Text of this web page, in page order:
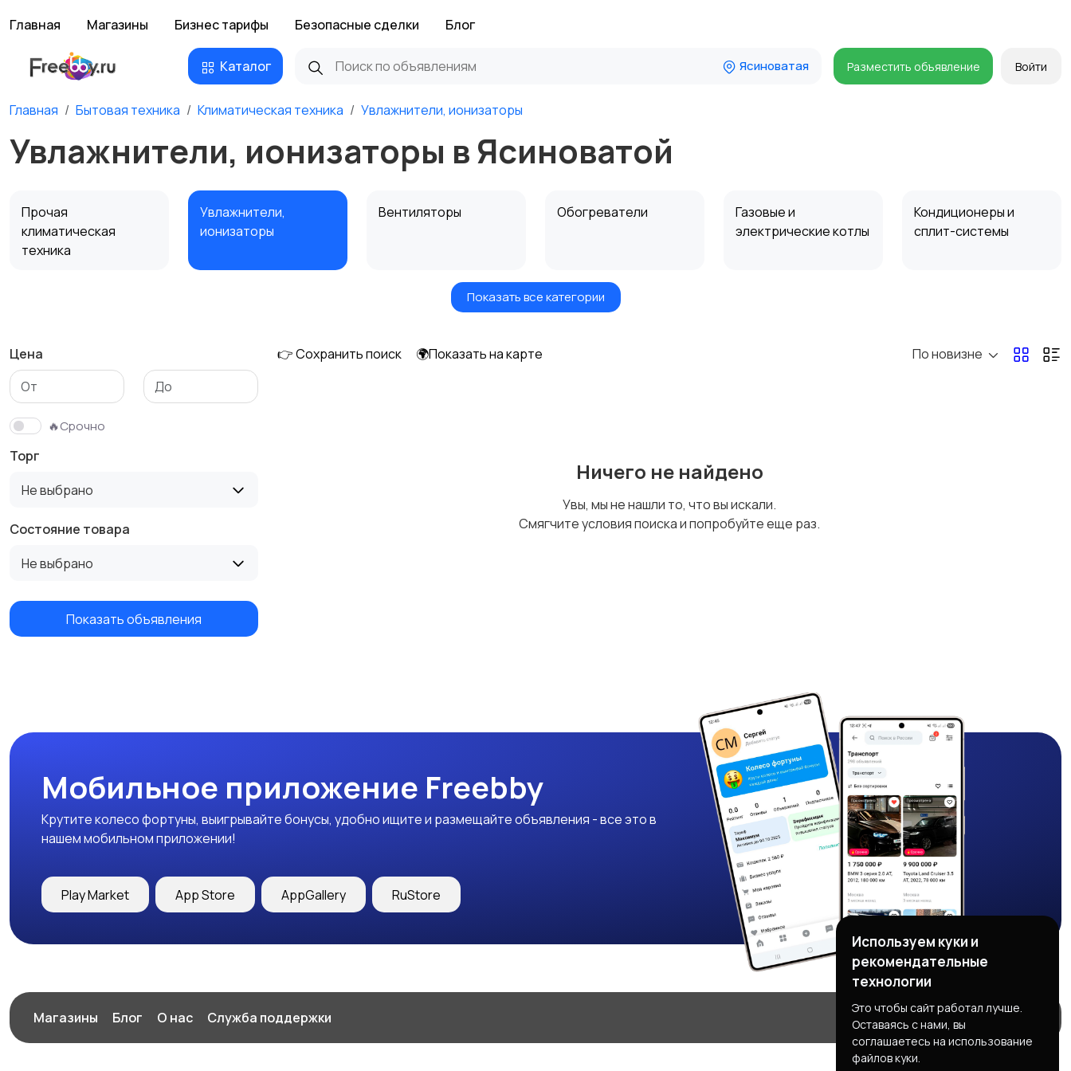
Главная Магазины Бизнес тарифы Безопасные сделки Блог
Каталог Ясиноватая Разместить объявление Войти
Главная Бытовая техника Климатическая техника Увлажнители, ионизаторы
Увлажнители, ионизаторы в Ясиноватой
Прочая
климатическая
техника
Увлажнители,
ионизаторы
Вентиляторы Обогреватели
Газовые и
электрические котлы
Кондиционеры и
сплит-системы
Показать все категории
Цена
🔥Срочно
Торг
Не выбрано
Состояние товара
Не выбрано
Показать объявления
👉 Сохранить поиск 🌍Показать на карте По новизне
Ничего не найдено
Увы, мы не нашли то, что вы искали.
Смягчите условия поиска и попробуйте еще раз.
Мобильное приложение Freebby
Крутите колесо фортуны, выигрывайте бонусы, удобно ищите и размещайте объявления - все это в
нашем мобильном приложении!
Play Market App Store AppGallery RuStore
Магазины Блог О нас Служба поддержки
Используем куки и
рекомендательные
технологии
Это чтобы сайт работал лучше.
Оставаясь с нами, вы
соглашаетесь на использование
файлов куки.